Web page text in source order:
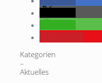
Kategorien
–
Aktuelles